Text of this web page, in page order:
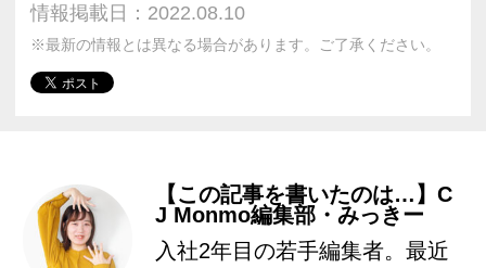
情報掲載日：2022.08.10
※最新の情報とは異なる場合があります。ご了承ください。
【この記事を書いたのは…】C
J Monmo編集部・みっきー
入社2年目の若手編集者。最近